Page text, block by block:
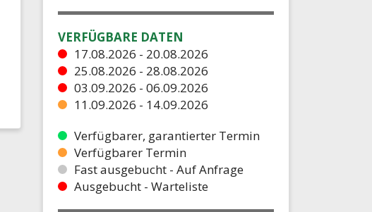
VERFÜGBARE DATEN
17.08.2026 - 20.08.2026
25.08.2026 - 28.08.2026
03.09.2026 - 06.09.2026
11.09.2026 - 14.09.2026
Verfügbarer, garantierter Termin
Verfügbarer Termin
Fast ausgebucht - Auf Anfrage
Ausgebucht - Warteliste